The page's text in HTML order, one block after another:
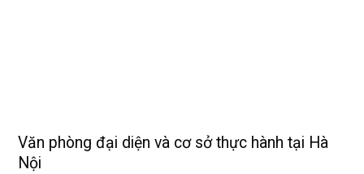
Văn phòng đại diện và cơ sở thực hành tại Hà
Nội